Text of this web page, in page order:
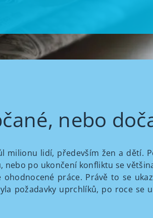
nebo
milionu lidí, především žen a dětí.
po ukončení konfliktu se
práce. Právě to se
požadavky uprchlíků, po roce se